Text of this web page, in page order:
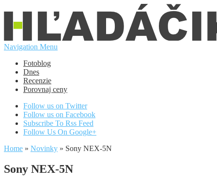
Navigation Menu
Fotoblog
Dnes
Recenzie
Porovnaj ceny
Follow us on Twitter
Follow us on Facebook
Subscribe To Rss Feed
Follow Us On Google+
Home » Novinky » Sony NEX-5N
Sony NEX-5N